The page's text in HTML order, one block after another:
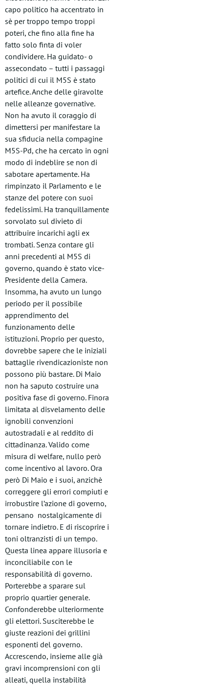
capo politico ha accentrato in
sè per troppo tempo troppi
poteri, che fino alla fine ha
fatto solo finta di voler
condividere. Ha guidato- o
assecondato – tutti i passaggi
politici di cui il M5S è stato
artefice. Anche delle giravolte
nelle alleanze governative.
Non ha avuto il coraggio di
dimettersi per manifestare la
sua sfiducia nella compagine
M5S-Pd, che ha cercato in ogni
modo di indeblire se non di
sabotare apertamente. Ha
rimpinzato il Parlamento e le
stanze del potere con suoi
fedelissimi. Ha tranquillamente
sorvolato sul divieto di
attribuire incarichi agli ex
trombati. Senza contare gli
anni precedenti al M5S di
governo, quando è stato vice-
Presidente della Camera.
Insomma, ha avuto un lungo
periodo per il possibile
apprendimento del
funzionamento delle
istituzioni. Proprio per questo,
dovrebbe sapere che le iniziali
battaglie rivendicazioniste non
possono più bastare. Di Maio
non ha saputo costruire una
positiva fase di governo. Finora
limitata al disvelamento delle
ignobili convenzioni
autostradali e al reddito di
cittadinanza. Valido come
misura di welfare, nullo però
come incentivo al lavoro. Ora
però Di Maio e i suoi, anzichè
correggere gli errori compiuti e
irrobustire l’azione di governo,
pensano nostalgicamente di
tornare indietro. E di riscoprire i
toni oltranzisti di un tempo.
Questa linea appare illusoria e
inconciliabile con le
responsabilità di governo.
Porterebbe a sparare sul
proprio quartier generale.
Confonderebbe ulteriormente
gli elettori. Susciterebbe le
giuste reazioni dei grillini
esponenti del governo.
Accrescendo, insieme alle già
gravi incomprensioni con gli
alleati, quella instabilità